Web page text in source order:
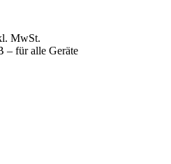
MwSt.
– für alle Geräte